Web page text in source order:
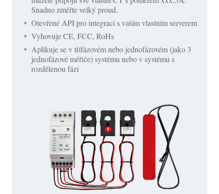
Snadno změřte velký proud.
Otevřené API pro integraci s vaším vlastním serverem
Vyhovuje CE, FCC, RoHs
Aplikuje se v třífázovém nebo jednofázovém (jako 3
jednofázové měřiče) systému nebo v systému s
rozdělenou fází